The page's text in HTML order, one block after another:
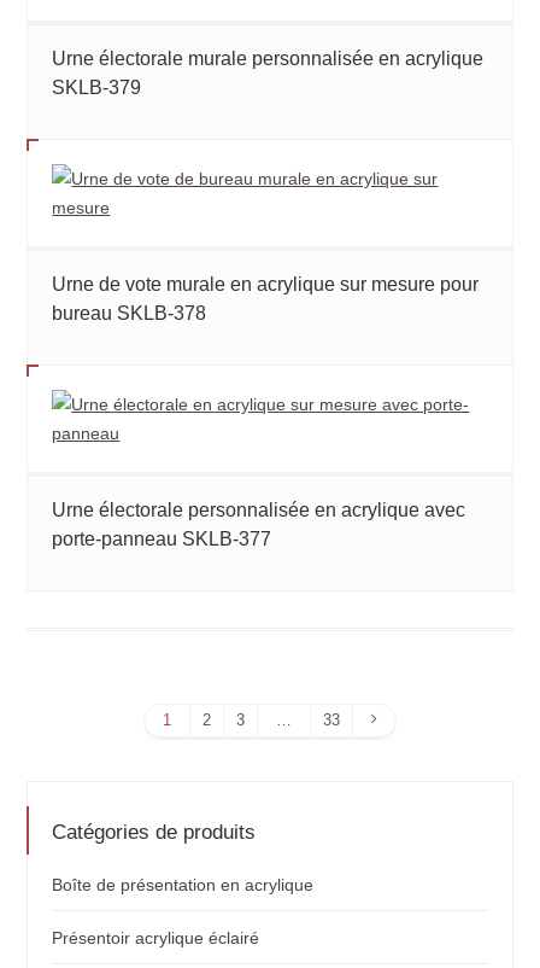
Urne électorale murale personnalisée en acrylique
SKLB-379
Urne de vote murale en acrylique sur mesure pour
bureau SKLB-378
Urne électorale personnalisée en acrylique avec
porte-panneau SKLB-377
1 2 3 … 33
Page
Catégories de produits
Boîte de présentation en acrylique
Présentoir acrylique éclairé